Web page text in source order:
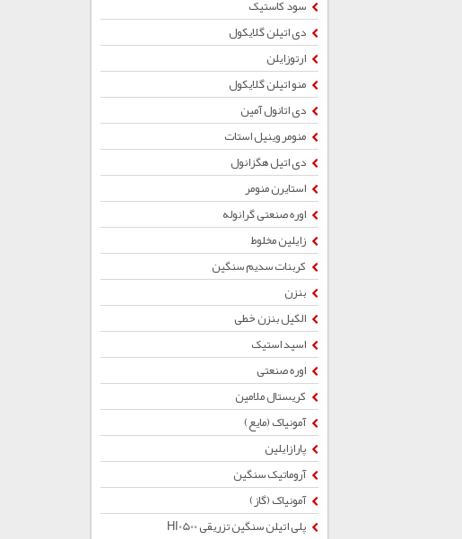
سود کاستیک
دی اتیلن گلایکول
ارتوزایلن
منو اتیلن گلایکول
دی اتانول آمین
منومر وینیل استات
دی اتیل هگزانول
استایرن منومر
اوره صنعتی گرانوله
زایلین مخلوط
کربنات سدیم سنگین
بنزن
الکیل بنزن خطی
اسید استیک
اوره صنعتی
کریستال ملامین
آمونیاک (مایع)
پارازایلین
آروماتیک سنگین
آمونیاک (گاز)
پلی اتیلن سنگین تزریقی HI0500